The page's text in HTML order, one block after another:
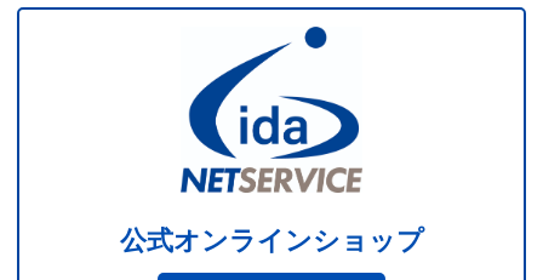
公式オンラインショップ